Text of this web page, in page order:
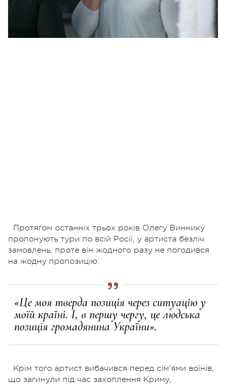
Протягом останніх трьох років Олегу Виннику
пропонують тури по всій Росії, у артиста безліч
замовлень, проте він жодного разу не погодився
на жодну пропозицію:
«Це моя тверда позиція через ситуацію у
моїй країні. І, в першу чергу, це людська
позиція громадянина України».
Крім того артист вибачився перед сім’ями воїнів,
що загинули під час захоплення Криму,